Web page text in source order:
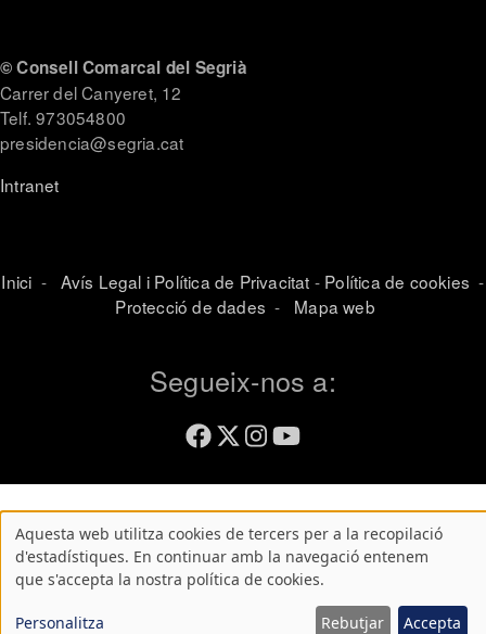
© Consell Comarcal del Segrià
Carrer del Canyeret, 12
Telf. 973054800
presidencia@segria.cat
Intranet
Inici - Avís Legal i Política de Privacitat - Política de cookies -
Protecció de dades - Mapa web
Segueix-nos a:
Atenció!
Aquest
lloc
Aquesta web utilitza cookies de tercers per a la recopilació
d'estadístiques. En continuar amb la navegació entenem
que s'accepta la nostra política de cookies.
Personalitza Rebutjar Accepta